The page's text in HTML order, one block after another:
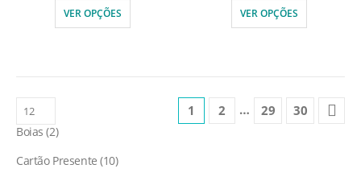
VER OPÇÕES VER OPÇÕES
1 2 … 29 30
Boias 2
Cartão Presente 10